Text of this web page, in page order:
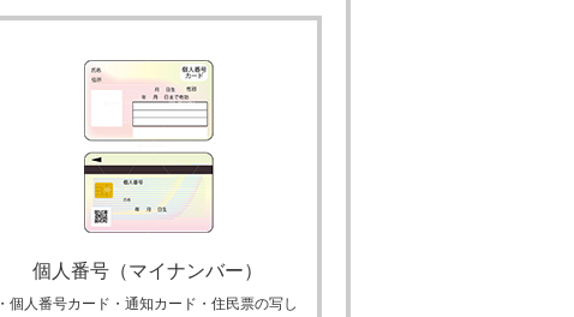
個人番号（マイナンバー）
・個人番号カード・通知カード・住民票の写し